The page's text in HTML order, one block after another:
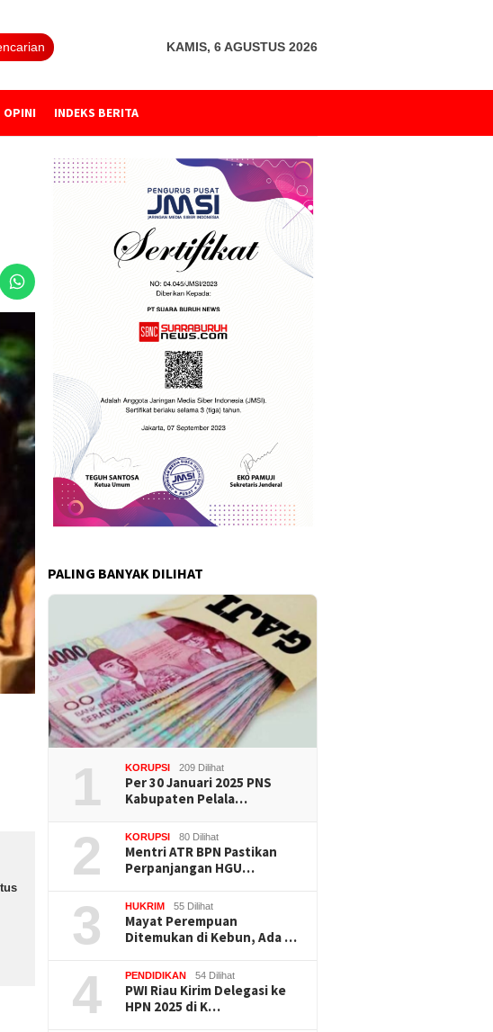
KAMIS, 6 AGUSTUS 2026
OPINI INDEKS BERITA
PALING BANYAK DILIHAT
1 KORUPSI 209 Dilihat
Per 30 Januari 2025 PNS
Kabupaten Pelala…
2 KORUPSI 80 Dilihat
Mentri ATR BPN Pastikan
Perpanjangan HGU…
3 HUKRIM 55 Dilihat
Mayat Perempuan
Ditemukan di Kebun, Ada …
4 PENDIDIKAN 54 Dilihat
PWI Riau Kirim Delegasi ke
HPN 2025 di K…